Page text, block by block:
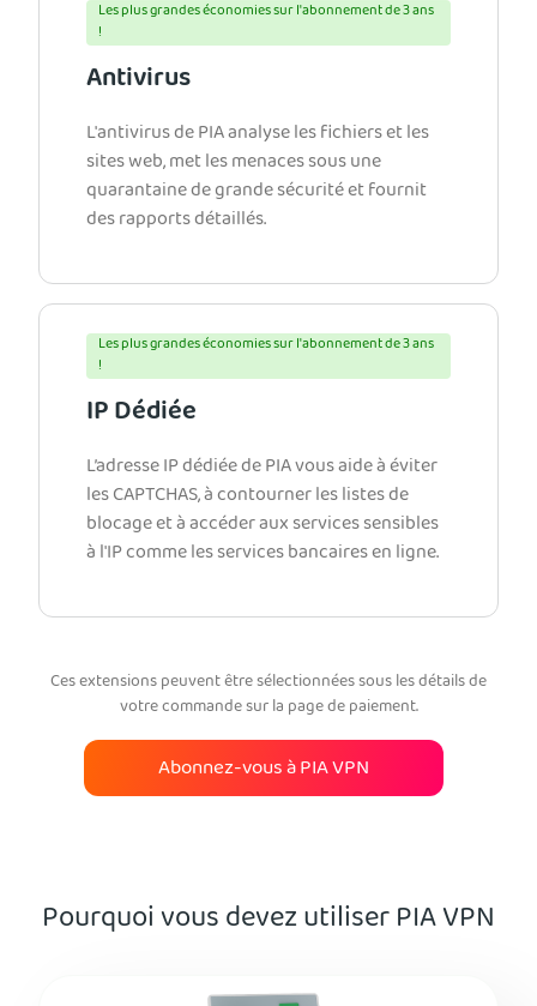
Les plus grandes économies sur l'abonnement de 3 ans
!
Antivirus
L'antivirus de PIA analyse les fichiers et les
sites web, met les menaces sous une
quarantaine de grande sécurité et fournit
des rapports détaillés.
Les plus grandes économies sur l'abonnement de 3 ans
!
IP Dédiée
L’adresse IP dédiée de PIA vous aide à éviter
les CAPTCHAS, à contourner les listes de
blocage et à accéder aux services sensibles
à l'IP comme les services bancaires en ligne.
Ces extensions peuvent être sélectionnées sous les détails de
votre commande sur la page de paiement.
Abonnez-vous à PIA VPN
Pourquoi vous devez utiliser PIA VPN